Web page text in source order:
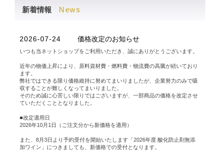
新着情報 News
2026-07-24 価格改定のお知らせ
いつも当ネットショップをご利用いただき、誠にありがとうございます。
近年の物価上昇により、原料資材費・燃料費・物流費の高騰が続いており
ます。
弊社ではできる限り価格維持に努めてまいりましたが、企業努力のみで吸
収することが難しくなってまいりました。
そのため誠に心苦しい限りではございますが、一部商品の価格を改定させ
ていただくこととなりました。
■改定適用日
2026年10月1日（ご注文分から新価格を適用）
また、8月3日より予約受付を開始いたします「2026年度 酸化防止剤無添
加ワイン」につきましても、新価格での受付となります。